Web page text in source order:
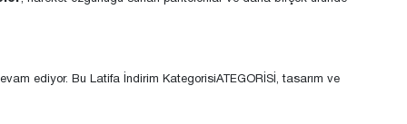
ediyor. Bu Latifa İndirim KategorisiATEGORİSİ, tasarım ve